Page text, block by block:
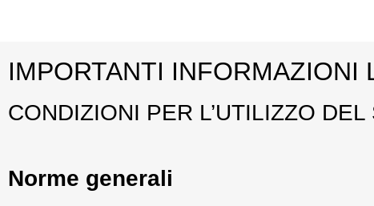
IMPORTANTI INFORMAZIONI
CONDIZIONI PER L’UTILIZZO
Norme generali